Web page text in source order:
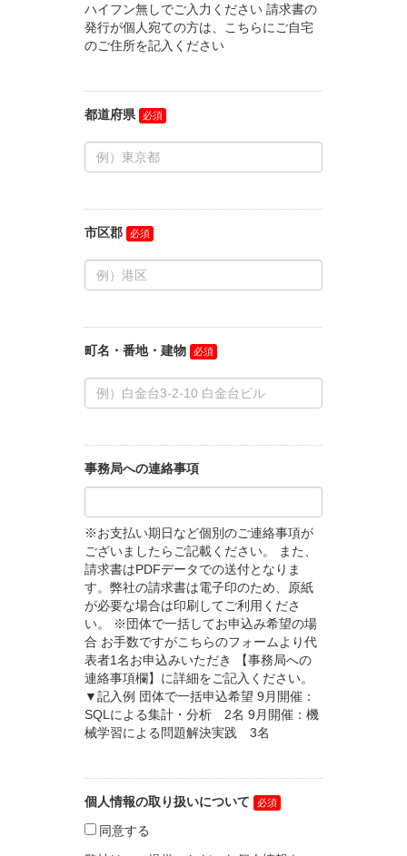
ハイフン無しでご入力ください 請求書の
発行が個人宛ての方は、こちらにご自宅
のご住所を記入ください
都道府県
市区郡
町名・番地・建物
事務局への連絡事項
※お支払い期日など個別のご連絡事項が
ございましたらご記載ください。 また、
請求書はPDFデータでの送付となりま
す。弊社の請求書は電子印のため、原紙
が必要な場合は印刷してご利用くださ
い。 ※団体で一括してお申込み希望の場
合 お手数ですがこちらのフォームより代
表者1名お申込みいただき 【事務局への
連絡事項欄】に詳細をご記入ください。
▼記入例 団体で一括申込希望 9月開催：
SQLによる集計・分析 2名 9月開催：機
械学習による問題解決実践 3名
個人情報の取り扱いについて
同意する